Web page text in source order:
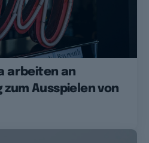
arbeiten an
Ausspielen von